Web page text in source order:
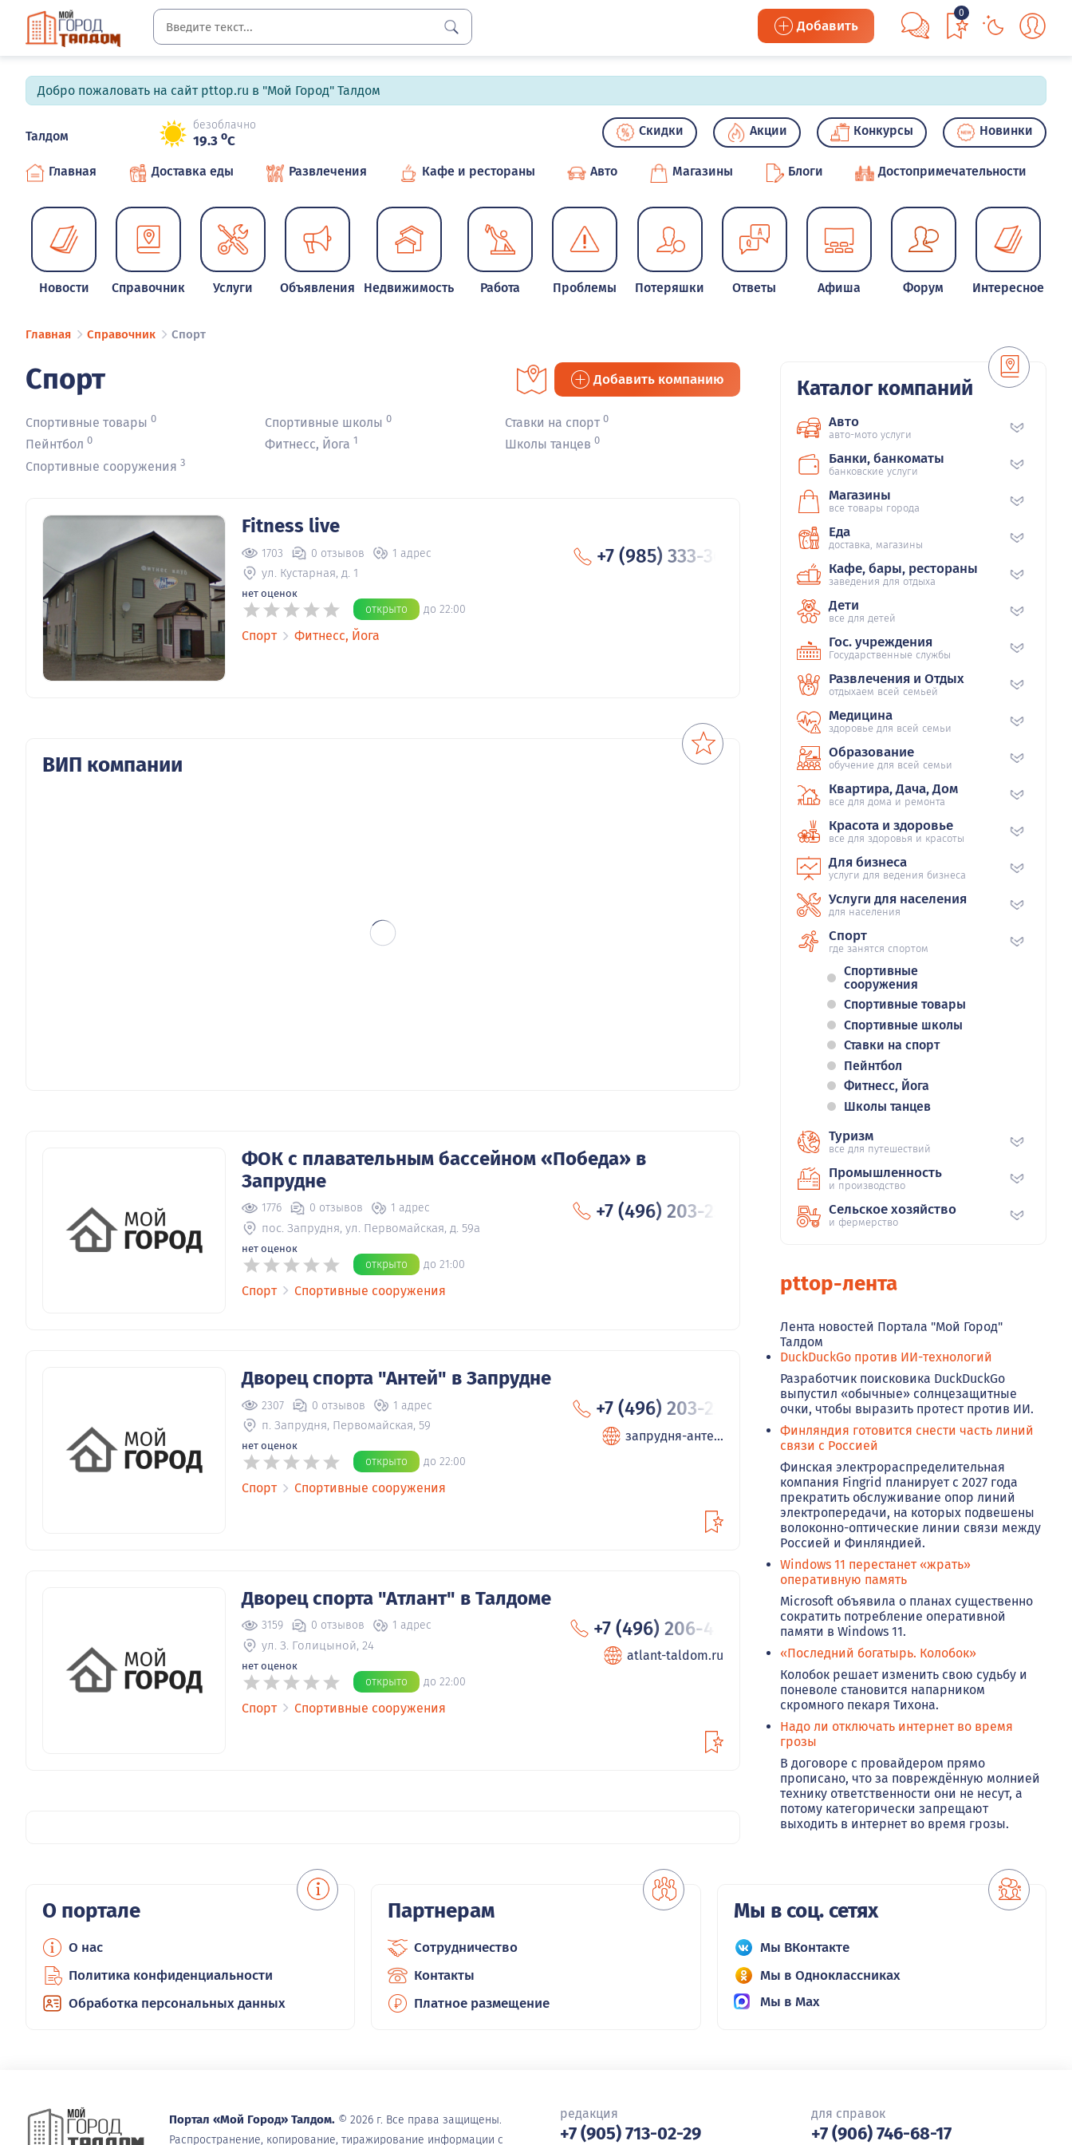
Добавить
0
Добро пожаловать на сайт pttop.ru в "Мой Город" Талдом
Талдом
безоблачно
19.3 oC
Скидки Акции Конкурсы Новинки
Главная Доставка еды Развлечения Кафе и рестораны Авто Магазины Блоги Достопримечательности
Новости Справочник Услуги Объявления Недвижимость Работа Проблемы Потеряшки Ответы Афиша Форум Интересное
Главная Справочник Спорт
Спорт Добавить компанию
Спортивные товары 0 Спортивные школы 0 Ставки на спорт 0
Пейнтбол 0 Фитнесс, Йога 1 Школы танцев 0
Спортивные сооружения 3
Fitness live
1703 0 отзывов 1 адрес
ул. Кустарная, д. 1
нет оценок
открыто до 22:00
+7 (985) 333-36
Спорт Фитнесс, Йога
ВИП компании
ФОК с плавательным бассейном «Победа» в
Запрудне
1776 0 отзывов 1 адрес
пос. Запрудня, ул. Первомайская, д. 59а
нет оценок
открыто до 21:00
+7 (496) 203-23
Спорт Спортивные сооружения
Дворец спорта "Антей" в Запрудне
2307 0 отзывов 1 адрес
п. Запрудня, Первомайская, 59
нет оценок
открыто до 22:00
+7 (496) 203-22
запрудня-анте...
Спорт Спортивные сооружения
Дворец спорта "Атлант" в Талдоме
3159 0 отзывов 1 адрес
ул. З. Голицыной, 24
нет оценок
открыто до 22:00
+7 (496) 206-42
atlant-taldom.ru
Спорт Спортивные сооружения
Каталог компаний
Авто
авто-мото услуги
Банки, банкоматы
банковские услуги
Магазины
все товары города
Еда
доставка, магазины
Кафе, бары, рестораны
заведения для отдыха
Дети
все для детей
Гос. учреждения
Государственные службы
Развлечения и Отдых
отдыхаем всей семьей
Медицина
здоровье для всей семьи
Образование
обучение для всей семьи
Квартира, Дача, Дом
все для дома и ремонта
Красота и здоровье
все для здоровья и красоты
Для бизнеса
услуги для ведения бизнеса
Услуги для населения
для населения
Спорт
где занятся спортом
Спортивные
сооружения
Спортивные товары
Спортивные школы
Ставки на спорт
Пейнтбол
Фитнесс, Йога
Школы танцев
Туризм
все для путешествий
Промышленность
и производство
Сельское хозяйство
и фермерство
pttop-лента
Лента новостей Портала "Мой Город"
Талдом
DuckDuckGo против ИИ-технологий
Разработчик поисковика DuckDuckGo
выпустил «обычные» солнцезащитные
очки, чтобы выразить протест против ИИ.
Финляндия готовится снести часть линий
связи с Россией
Финская электрораспределительная
компания Fingrid планирует с 2027 года
прекратить обслуживание опор линий
электропередачи, на которых подвешены
волоконно-оптические линии связи между
Россией и Финляндией.
Windows 11 перестанет «жрать»
оперативную память
Microsoft объявила о планах существенно
сократить потребление оперативной
памяти в Windows 11.
«Последний богатырь. Колобок»
Колобок решает изменить свою судьбу и
поневоле становится напарником
скромного пекаря Тихона.
Надо ли отключать интернет во время
грозы
В договоре с провайдером прямо
прописано, что за повреждённую молнией
технику ответственности они не несут, а
потому категорически запрещают
выходить в интернет во время грозы.
О портале
О нас
Политика конфиденциальности
Обработка персональных данных
Партнерам
Сотрудничество
Контакты
Платное размещение
Мы в соц. сетях
Мы ВКонтакте
Мы в Одноклассниках
Мы в Max
Портал «Мой Город» Талдом. © 2026 г. Все права защищены.
Распространение, копирование, тиражирование информации с
редакция
+7 (905) 713-02-29
для справок
+7 (906) 746-68-17